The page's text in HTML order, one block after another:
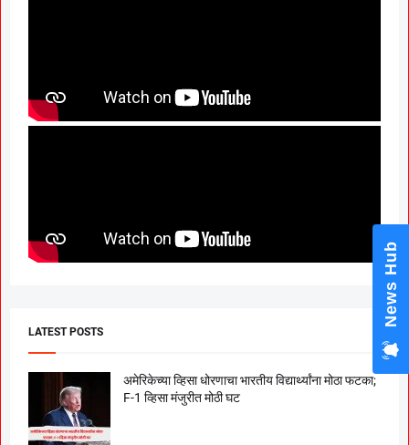
LATEST POSTS
अमेरिकेच्या व्हिसा धोरणाचा भारतीय विद्यार्थ्यांना मोठा फटका;
F-1 व्हिसा मंजुरीत मोठी घट
News Hub